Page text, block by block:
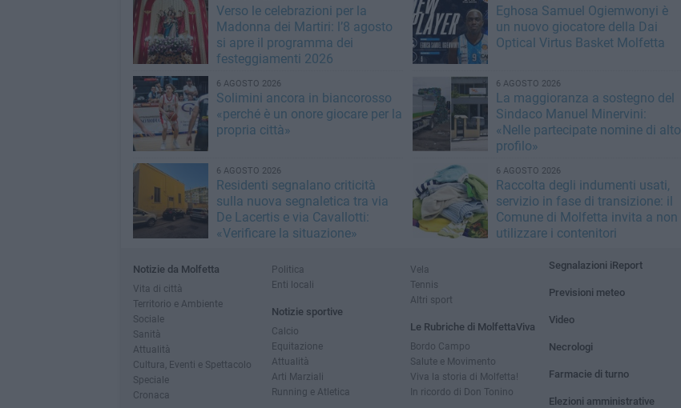
Verso le celebrazioni per la
Madonna dei Martiri: l’8 agosto
si apre il programma dei
festeggiamenti 2026
Eghosa Samuel Ogiemwonyi è
un nuovo giocatore della Dai
Optical Virtus Basket Molfetta
6 AGOSTO 2026
Solimini ancora in biancorosso
«perché è un onore giocare per la
propria città»
6 AGOSTO 2026
La maggioranza a sostegno del
Sindaco Manuel Minervini:
«Nelle partecipate nomine di alto
profilo»
6 AGOSTO 2026
Residenti segnalano criticità
sulla nuova segnaletica tra via
De Lacertis e via Cavallotti:
«Verificare la situazione»
6 AGOSTO 2026
Raccolta degli indumenti usati,
servizio in fase di transizione: il
Comune di Molfetta invita a non
utilizzare i contenitori
Notizie da Molfetta
Vita di città
Territorio e Ambiente
Sociale
Sanità
Attualità
Cultura, Eventi e Spettacolo
Speciale
Cronaca
Politica
Enti locali
Notizie sportive
Calcio
Equitazione
Attualità
Arti Marziali
Running e Atletica
Vela
Tennis
Altri sport
Le Rubriche di MolfettaViva
Bordo Campo
Salute e Movimento
Viva la storia di Molfetta!
In ricordo di Don Tonino
Segnalazioni iReport
Previsioni meteo
Video
Necrologi
Farmacie di turno
Elezioni amministrative